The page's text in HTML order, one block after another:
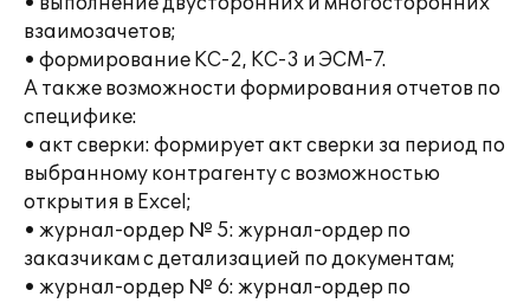
взаимозачетов;
• формирование КС-2, КС-3 и ЭСМ-7.
А также возможности формирования отчетов по
специфике:
• акт сверки: формирует акт сверки за период по
выбранному контрагенту с возможностью
открытия в Excel;
• журнал-ордер № 5: журнал-ордер по
заказчикам с детализацией по документам;
• журнал-ордер № 6: журнал-ордер по